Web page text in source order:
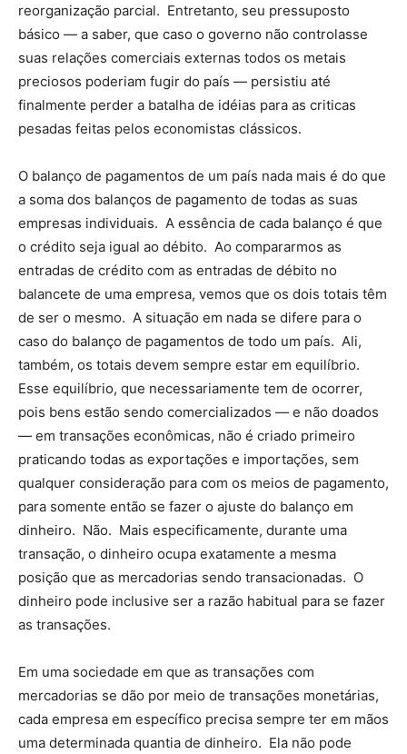
reorganização parcial. Entretanto, seu pressuposto
básico — a saber, que caso o governo não controlasse
suas relações comerciais externas todos os metais
preciosos poderiam fugir do país — persistiu até
finalmente perder a batalha de idéias para as criticas
pesadas feitas pelos economistas clássicos.
O balanço de pagamentos de um país nada mais é do que
a soma dos balanços de pagamento de todas as suas
empresas individuais. A essência de cada balanço é que
o crédito seja igual ao débito. Ao compararmos as
entradas de crédito com as entradas de débito no
balancete de uma empresa, vemos que os dois totais têm
de ser o mesmo. A situação em nada se difere para o
caso do balanço de pagamentos de todo um país. Ali,
também, os totais devem sempre estar em equilíbrio.
Esse equilíbrio, que necessariamente tem de ocorrer,
pois bens estão sendo comercializados — e não doados
— em transações econômicas, não é criado primeiro
praticando todas as exportações e importações, sem
qualquer consideração para com os meios de pagamento,
para somente então se fazer o ajuste do balanço em
dinheiro. Não. Mais especificamente, durante uma
transação, o dinheiro ocupa exatamente a mesma
posição que as mercadorias sendo transacionadas. O
dinheiro pode inclusive ser a razão habitual para se fazer
as transações.
Em uma sociedade em que as transações com
mercadorias se dão por meio de transações monetárias,
cada empresa em específico precisa sempre ter em mãos
uma determinada quantia de dinheiro. Ela não pode